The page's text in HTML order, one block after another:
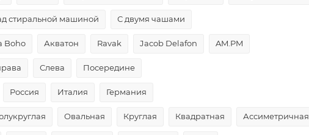
стиральной машиной С двумя чашами
Boho Акватон Ravak Jacob Delafon AM.PM
Слева Посередине
Россия Италия Германия
Овальная Круглая Квадратная Ассиметричная